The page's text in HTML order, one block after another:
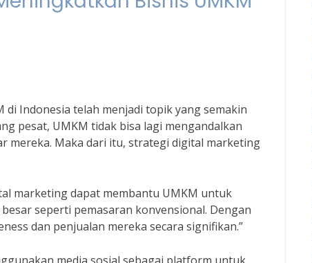
Indonesia telah menjadi topik yang semakin
pesat, UMKM tidak bisa lagi mengandalkan
mereka. Maka dari itu, strategi digital marketing
marketing dapat membantu UMKM untuk
seperti pemasaran konvensional. Dengan
dan penjualan mereka secara signifikan.”